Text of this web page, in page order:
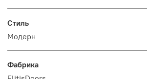
Стиль
Модерн
Фабрика